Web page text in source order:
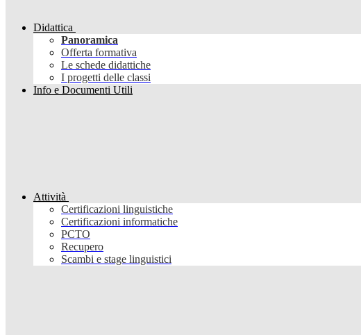
Didattica
Panoramica
Offerta formativa
Le schede didattiche
I progetti delle classi
Info e Documenti Utili
Attività
Certificazioni linguistiche
Certificazioni informatiche
PCTO
Recupero
Scambi e stage linguistici